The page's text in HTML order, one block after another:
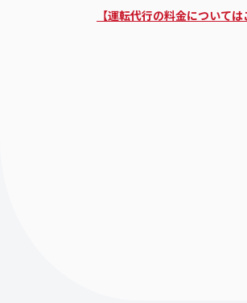
【運転代行の料金については